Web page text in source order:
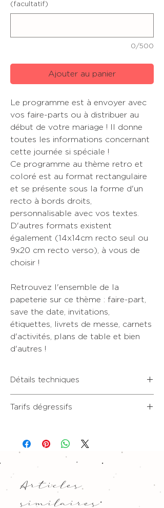
(facultatif)
0/500
Ajouter au panier
Le programme est à envoyer avec
vos faire-parts ou à distribuer au
début de votre mariage ! Il donne
toutes les informations concernant
cette journée si spéciale !
Ce programme au thème retro et
coloré est au format rectangulaire
et se présente sous la forme d'un
recto à bords droits,
personnalisable avec vos textes.
D'autres formats existent
également (14x14cm recto seul ou
9x20 cm recto verso), à vous de
choisir !
Retrouvez l'ensemble de la
papeterie sur ce thème : faire-part,
save the date, invitations,
étiquettes, livrets de messe, carnets
d'activités, plans de table et bien
d'autres !
Détails techniques
• Beau papier blanc premium épais, non
Tarifs dégressifs
• 30 exemplaires : 1,5€ l'unité
• 40 exemplaires : 1,15€ l'unité
• 60 exemplaires : 0,80€ l'unité
• 70 exemplaires : 0,71€ l'unité
• 80 exemplaires : 0,62€ l'unité
Articles
similaires